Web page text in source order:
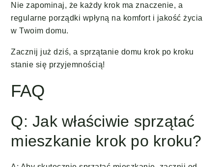
Nie zapominaj, że każdy krok ma znaczenie, a
regularne porządki wpłyną na komfort i jakość życia
w Twoim domu.
Zacznij już dziś, a sprzątanie domu krok po kroku
stanie się przyjemnością!
FAQ
Q: Jak właściwie sprzątać
mieszkanie krok po kroku?